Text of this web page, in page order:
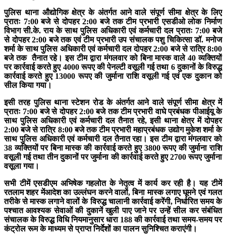
पुलिस थाना औद्योगिक क्षेत्र के अंतर्गत आने वाले संपूर्ण सीमा क्षेत्र के लिए
प्रातः 7:00 बजे से दोपहर 2:00 बजे तक टीम प्रभारी एसडीओ लोक निर्माण
विभाग सी.के. राय के साथ पुलिस अधिकारी एवं कर्मचारी दल प्रातः 7:00 बजे
से दोपहर 2:00 बजे तक एवं टीम प्रभारी उप संचालक पशु चिकित्सा डॉ. मनोज
शर्मा के साथ पुलिस अधिकारी एवं कर्मचारी दल दोपहर 2:00 बजे से रात्रि 8:00
बजे तक तैनात रहे। इस टीम द्वारा मंगलवार को बिना मास्क वाले 40 व्यक्तियों
पर कार्रवाई करते हुए 4000 रूपए की पेनल्टी वसूली गई तथा 6 दुकानों के विरुद्ध
कार्रवाई करते हुए 13000 रूपए की जुर्माना राशि वसूली गई एवं एक दुकान को
सील किया गया।
इसी तरह पुलिस थाना स्टेशन रोड के अंतर्गत आने वाले संपूर्ण सीमा क्षेत्र में
प्रातः 7:00 बजे से दोपहर 2:00 बजे तक टीम प्रभारी वाघे प्रबंधक पीआईयू के
साथ पुलिस अधिकारी एवं कर्मचारी दल तैनात रहे, इसी थाना क्षेत्र में दोपहर
2:00 बजे से रात्रि 8:00 बजे तक टीम प्रभारी महाप्रबंधक उद्योग मुकेश शर्मा के
साथ पुलिस अधिकारी एवं कर्मचारी दल तैनात रहा। इस टीम द्वारा मंगलवार को
38 व्यक्तियों पर बिना मास्क की कार्रवाई करते हुए 3800 रूपए की जुर्माना राशि
वसूली गई तथा तीन दुकानों पर जुर्माना की कार्रवाई करते हुए 2700 रूपए जुर्माना
वसूला गया।
सभी टीमें एसडीएम अभिषेक गहलोत के नेतृत्व में कार्य कर रही है। यह टीमें
रतलाम शहर मेंआदेश का उल्लंघन करने वालों, बिना मास्क लगाए घूमने एवं गलत
तरीके से मास्क लगाने वालों के विरुद्ध चालानी कार्रवाई करेंगी, निर्धारित समय के
पश्चात आवश्यक सेवाओं की दुकानें खुली पाए जाने पर उन्हें सील कर संबंधित
संचालक के विरुद्ध विधि नियमानुसार धारा 188 की कार्रवाई तथा समय-समय पर
कंट्रोल रूम के माध्यम से प्राप्त निर्देशों का पालन सुनिश्चित कराएंगी।